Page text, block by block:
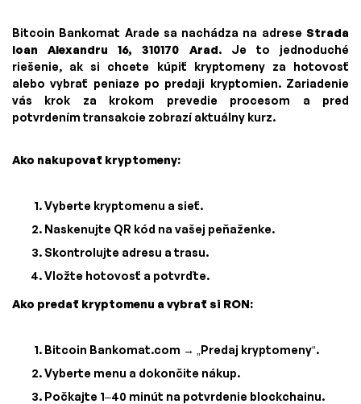
Bitcoin Bankomat Arade sa nachádza na adrese Strada
Ioan Alexandru 16, 310170 Arad. Je to jednoduché
riešenie, ak si chcete kúpiť kryptomeny za hotovosť
alebo vybrať peniaze po predaji kryptomien. Zariadenie
vás krok za krokom prevedie procesom a pred
potvrdením transakcie zobrazí aktuálny kurz.
Ako nakupovať kryptomeny:
Vyberte kryptomenu a sieť.
Naskenujte QR kód na vašej peňaženke.
Skontrolujte adresu a trasu.
Vložte hotovosť a potvrďte.
Ako predať kryptomenu a vybrať si RON:
Bitcoin Bankomat.com → „Predaj kryptomeny“.
Vyberte menu a dokončite nákup.
Počkajte 1–40 minút na potvrdenie blockchainu.